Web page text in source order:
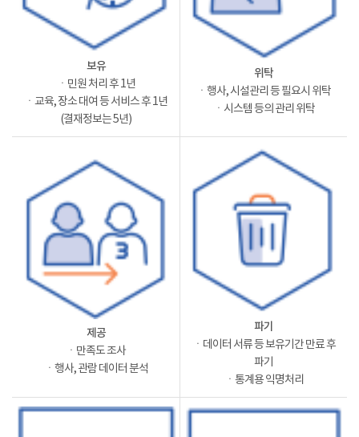
보유
ㆍ민원 처리 후 1년
ㆍ교육, 장소 대여 등 서비스 후 1년
(결재정보는 5년)
위탁
ㆍ행사, 시설관리 등 필요시 위탁
ㆍ시스템 등의 관리 위탁
제공
ㆍ만족도 조사
ㆍ행사, 관람 데이터 분석
파기
ㆍ데이터 서류 등 보유기간 만료 후
파기
ㆍ통계용 익명처리